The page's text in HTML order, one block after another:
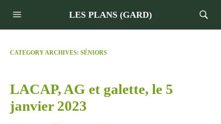
LES PLANS (GARD)
CATEGORY ARCHIVES: SÉNIORS
LACAP, AG et galette, le 5
janvier 2023